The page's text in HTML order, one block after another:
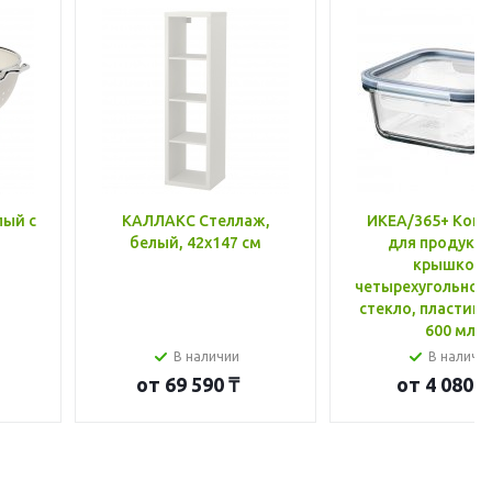
с
КАЛЛАКС Стеллаж,
белый, 42x147 см
В наличии
от 69 590 ₸
ИКЕА/365+
для
крышкой,
стекло, пластик
600 мл
В
от 4 080 ₸